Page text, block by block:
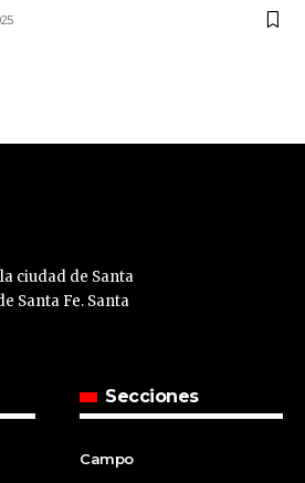
ciudad de Santa
Santa Fe. Santa
Secciones
Campo